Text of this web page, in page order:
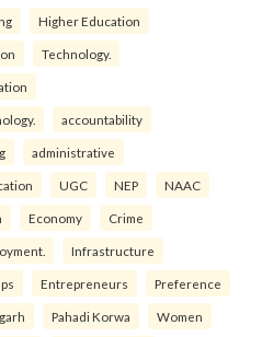
Higher Education
Technology.
accountability
administrative
UGC NEP NAAC
Economy Crime
Infrastructure
Entrepreneurs Preference
Pahadi Korwa Women